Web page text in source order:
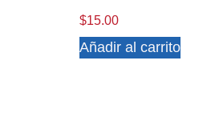
$15.00
Añadir al carrito